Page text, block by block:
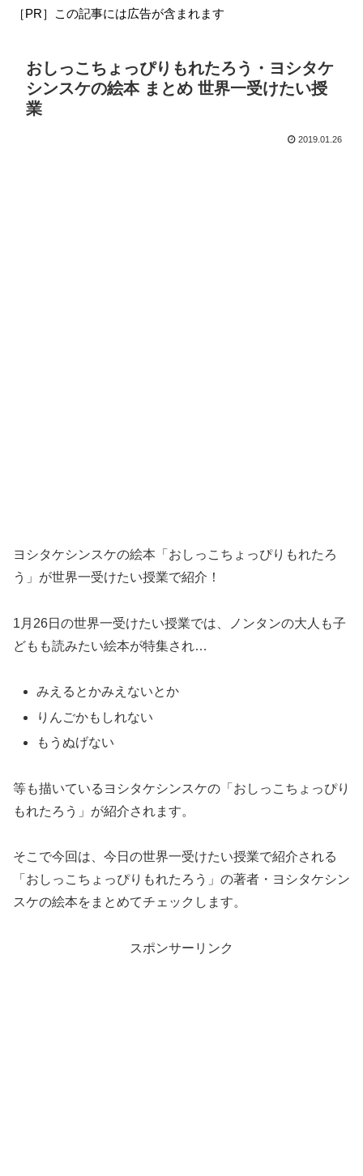
［PR］この記事には広告が含まれます
おしっこちょっぴりもれたろう・ヨシタケ
シンスケの絵本 まとめ 世界一受けたい授
業
2019.01.26
ヨシタケシンスケの絵本「おしっこちょっぴりもれたろ
う」が世界一受けたい授業で紹介！
1月26日の世界一受けたい授業では、ノンタンの大人も子
どもも読みたい絵本が特集され…
みえるとかみえないとか
りんごかもしれない
もうぬげない
等も描いているヨシタケシンスケの「おしっこちょっぴり
もれたろう」が紹介されます。
そこで今回は、今日の世界一受けたい授業で紹介される
「おしっこちょっぴりもれたろう」の著者・ヨシタケシン
スケの絵本をまとめてチェックします。
スポンサーリンク